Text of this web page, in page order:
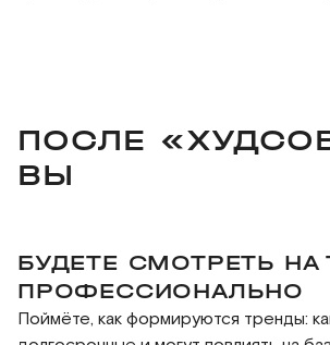
ПОСЛЕ
ВЫ
БУДЕТЕ СМОТРЕТЬ НА
ПРОФЕССИОНАЛЬНО
Поймёте, как формируются тренды: